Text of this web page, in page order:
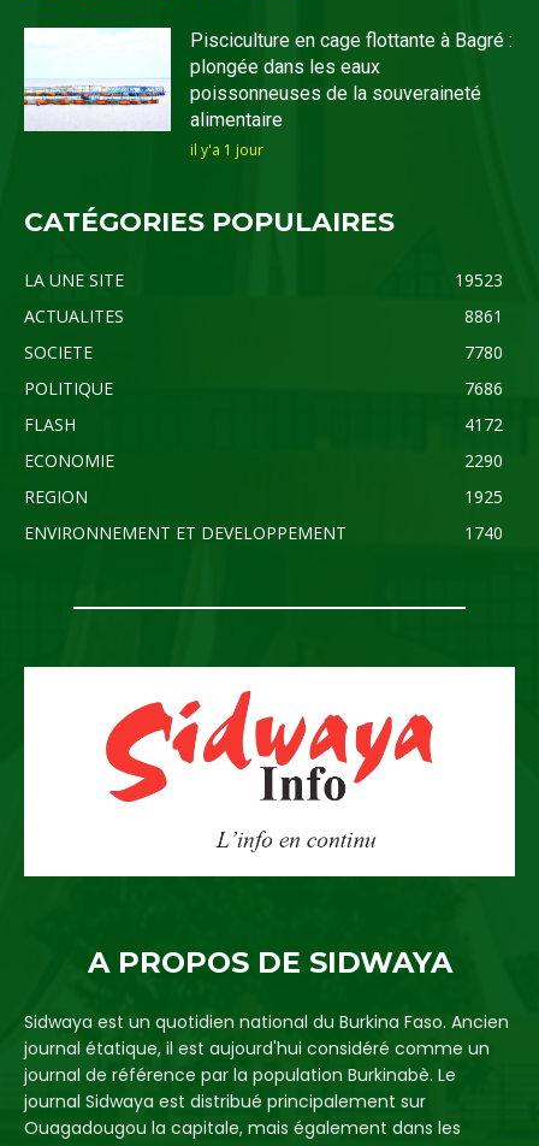
Pisciculture en cage flottante à Bagré :
plongée dans les eaux
poissonneuses de la souveraineté
alimentaire
il y'a 1 jour
CATÉGORIES POPULAIRES
LA UNE SITE
19523
ACTUALITES
8861
SOCIETE
7780
POLITIQUE
7686
FLASH
4172
ECONOMIE
2290
REGION
1925
ENVIRONNEMENT ET DEVELOPPEMENT
1740
A PROPOS DE SIDWAYA
Sidwaya est un quotidien national du Burkina Faso. Ancien
journal étatique, il est aujourd'hui considéré comme un
journal de référence par la population Burkinabè. Le
journal Sidwaya est distribué principalement sur
Ouagadougou la capitale, mais également dans les